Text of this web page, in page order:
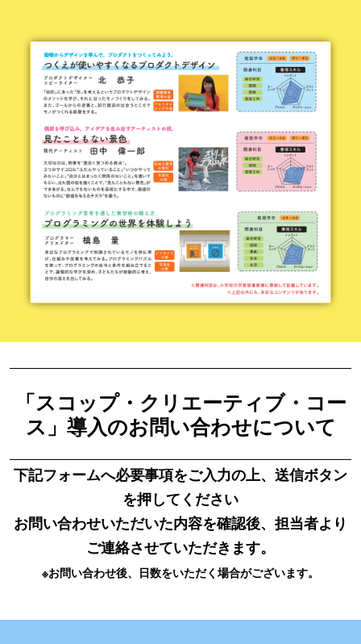
「スコップ・クリエーティブ・コー
ス」導入のお問い合わせについて
下記フォームへ必要事項をご入力の上、送信ボタン
を押してください
お問い合わせいただいた内容を確認後、担当者より
ご連絡させていただきます。
※お問い合わせ後、日数をいただく場合がございます。